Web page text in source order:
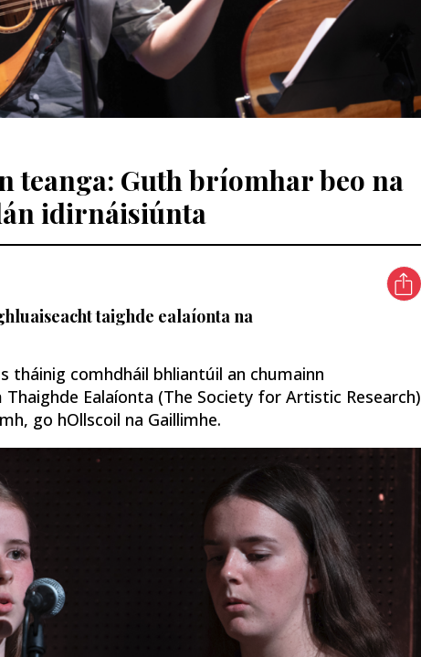
teanga: Guth bríomhar beo na
idirnáisiúnta
taighde ealaíonta na
tháinig comhdháil bhliantúil an chumainn
Ealaíonta (The Society for Artistic Research)
go hOllscoil na Gaillimhe.